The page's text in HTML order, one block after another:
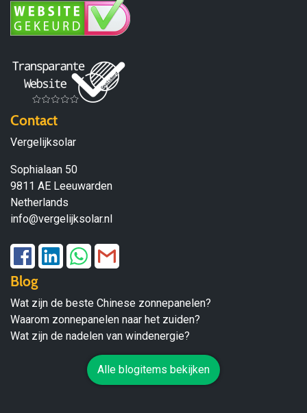
Contact
Vergelijksolar
Sophialaan 50
9811 AE Leeuwarden
Netherlands
info@vergelijksolar.nl
Blog
Wat zijn de beste Chinese zonnepanelen?
Waarom zonnepanelen naar het zuiden?
Wat zijn de nadelen van windenergie?
Alle blogitems bekijken